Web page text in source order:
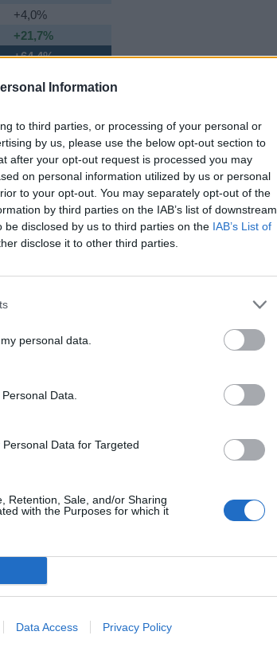
Information
to third parties, or processing of your personal or
by us, please use the below opt-out section to
after your opt-out request is processed you may
on personal information utilized by us or personal
to your opt-out. You may separately opt-out of the
by third parties on the IAB’s list of downstream
disclosed by us to third parties on the IAB’s List of
disclose it to other third parties.
personal data.
Data.
Data for Targeted
Retention, Sale, and/or Sharing
with the Purposes for which it
Data Access Privacy Policy
+4,0%
+21,7%
+64,4%
σημαίνει
μεγαλύτερη
πυρήνα —
τη
αποτυπώνεται
και
εργαλείο
η απόδειξη ότι η
με
Μποκέας,
και τα
ευρώ —
ευρώ). Η
η αύξηση